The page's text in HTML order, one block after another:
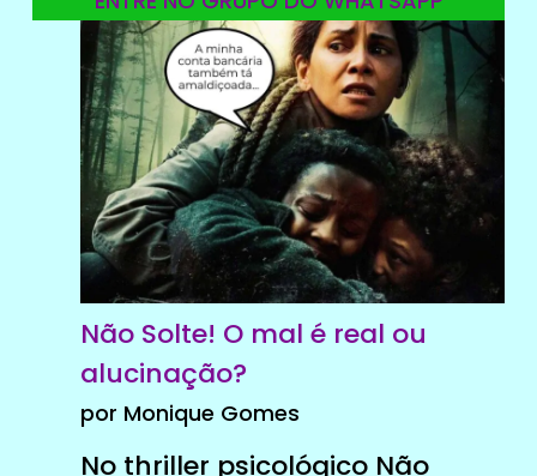
Não Solte! O mal é real ou
alucinação?
por Monique Gomes
No thriller psicológico Não